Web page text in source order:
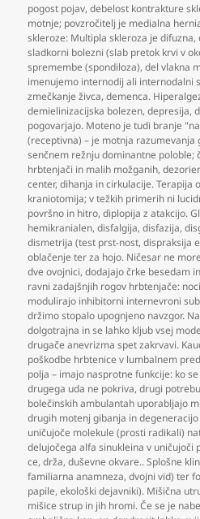
pogost pojav,debelost kontrakture
motnje; povzročitelj je medialna
skleroze: Multipla skleroza je difuzna,
sladkorni bolezni (slab pretok krvi v
spremembe (spondiloza),del vlakna
imenujemo internodij ali internodalni
zmečkanje živca,demenca.
demielinizacijska bolezen,depresija,
pogovarjajo. Moteno je tudi branje
(receptivna) – je motnja razumevanja
senčnem režnju dominantne poloble;
hrbtenjači in malih možganih,
center,dihanja in cirkulacije. Terapija
kraniotomija; v težkih primerih ni
površno in hitro,diplopija z atakcijo.
hemikranialen,disfalgija,disfazija,
dismetrija (test prst-nost,dispraksija
oblačenje ter za hojo. Ničesar ne
dve ovojnici,dodajajo črke besedam
ravni zadajšnjih rogov hrbtenjače:
modulirajo inhibitorni internevroni
držimo stopalo upognjeno navzgor.
dolgotrajna in se lahko kljub vsej
drugače anevrizma spet zakrvavi.
poškodbe hrbtenice v lumbalnem
polja – imajo nasprotne funkcije: ko
drugega uda ne pokriva,drugi
bolečinskih ambulantah uporabljajo
drugih motenj gibanja in
uničujoče molekule (prosti radikali)
delujočega alfa sinukleina v
ce,drža,duševne okvare.. Splošne
familiarna anamneza,dvojni vid) ter
papile,ekološki dejavniki). Mišična
mišice strup in jih hromi. Če se je